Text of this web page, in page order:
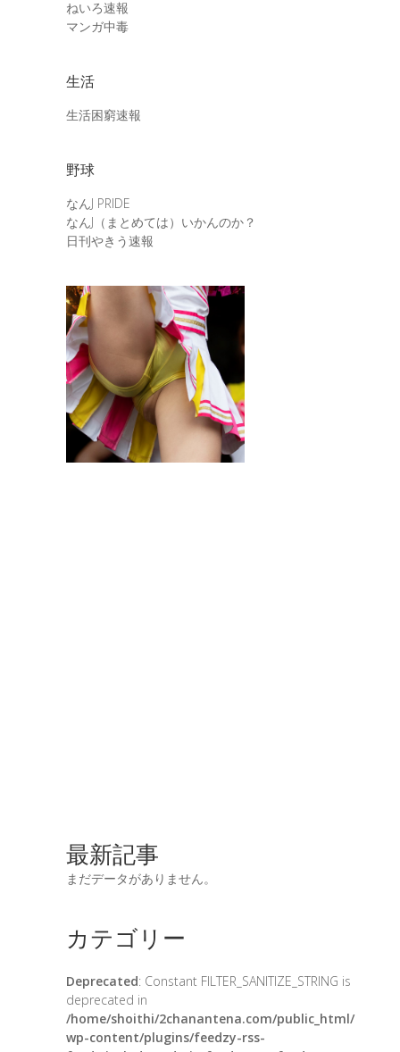
ねいろ速報
マンガ中毒
生活
生活困窮速報
野球
なんJ PRIDE
なんJ（まとめては）いかんのか？
日刊やきう速報
最新記事
まだデータがありません。
カテゴリー
Deprecated: Constant FILTER_SANITIZE_STRING is
deprecated in
/home/shoithi/2chanantena.com/public_html/
wp-content/plugins/feedzy-rss-